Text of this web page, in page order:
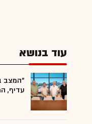
עוד בנושא
"המצב
עדיף,